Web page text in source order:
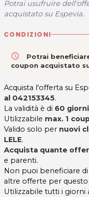
Potrai usufruire
acquistato su Espevia.
CONDIZIONI
access_time
Potrai
coupon acquistato
Acquista l'offerta su
al 042153345.
La validità è di 60
Utilizzabile max. 1
Valido solo per nuovi
LELE.
Acquista quante
e parenti.
Non puoi beneficiare
altre offerte per questo
Utilizzabile tutti i giorni